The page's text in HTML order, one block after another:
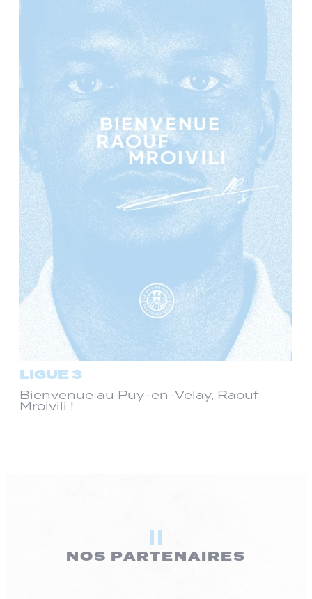
LIGUE 3
Bienvenue au Puy-en-Velay, Raouf
Mroivili !
NOS PARTENAIRES